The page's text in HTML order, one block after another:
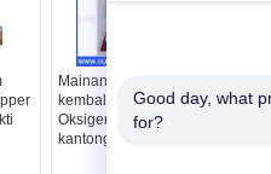
Mainan plastik ditutup
kembali resistance tas
Oksigen, berdiri
kantong ditutup kembali
Good day, what
for?